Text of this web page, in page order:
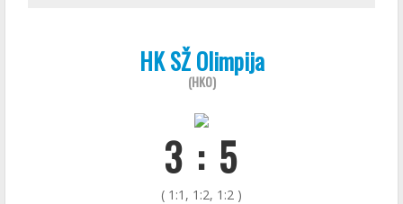
HK SŽ Olimpija
(HKO)
3 : 5
( 1:1, 1:2, 1:2 )